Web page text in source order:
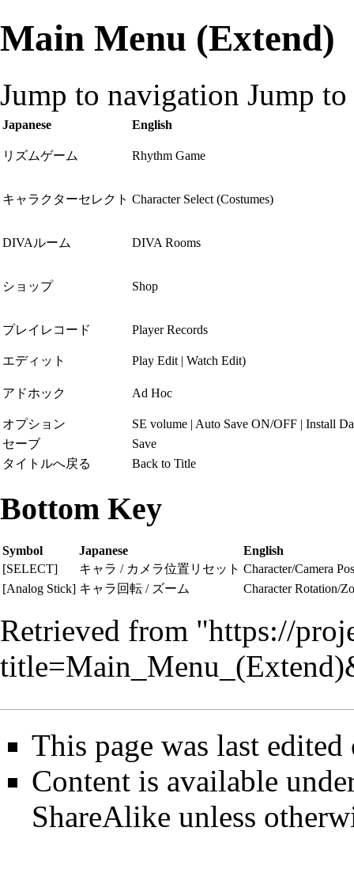
Main Menu (Extend)
Jump to navigation Jump to
Japanese English
リズムゲーム Rhythm Game
キャラクターセレクト Character Select (Costumes)
DIVAルーム DIVA Rooms
ショップ Shop
プレイレコード Player Records
エディット Play Edit | Watch Edit)
アドホック Ad Hoc
オプション
SE volume | Auto Save ON/OFF | Install
セーブ
Save
タイトルへ戻る
Back to Title
Bottom Key
Symbol Japanese
English
[SELECT]
キャラ / カメラ位置 リセット Character/Camera
[Analog Stick] キャラ回転 / ズーム Character Rotation/
Retrieved from "https://
This page was last
Content is available
ShareAlike unless